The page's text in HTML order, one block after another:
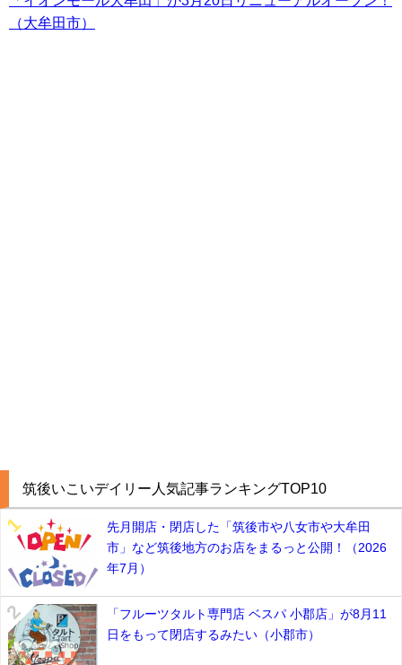
（大牟田市）
筑後いこいデイリー人気記事ランキングTOP10
先月開店・閉店した「筑後市や八女市や大牟田
市」など筑後地方のお店をまるっと公開！（2026
年7月）
「フルーツタルト専門店 ベスパ 小郡店」が8月11
日をもって閉店するみたい（小郡市）